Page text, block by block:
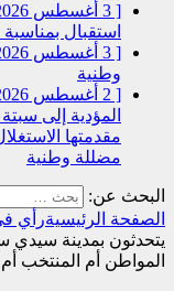
[ 3 أغسطس 2026 ]
استقبال
[ 3 أغسطس 2026 ]
وطنية
[ 2 أغسطس 2026 ]
المؤدية إلى
مقدمتها
مضللة وطنية
البحث عن:
الصفحة الرئيسيةرأي
يتحدثون بمدينة سيدي
المواطن أم المنتخب